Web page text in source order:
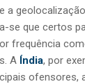
a
se que certos
frequência
A Índia, por
ofensores,